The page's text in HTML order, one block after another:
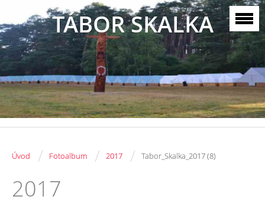
TÁBOR SKALKA
Úvod / Fotoalbum / 2017 / Tabor_Skalka_2017 (8)
2017